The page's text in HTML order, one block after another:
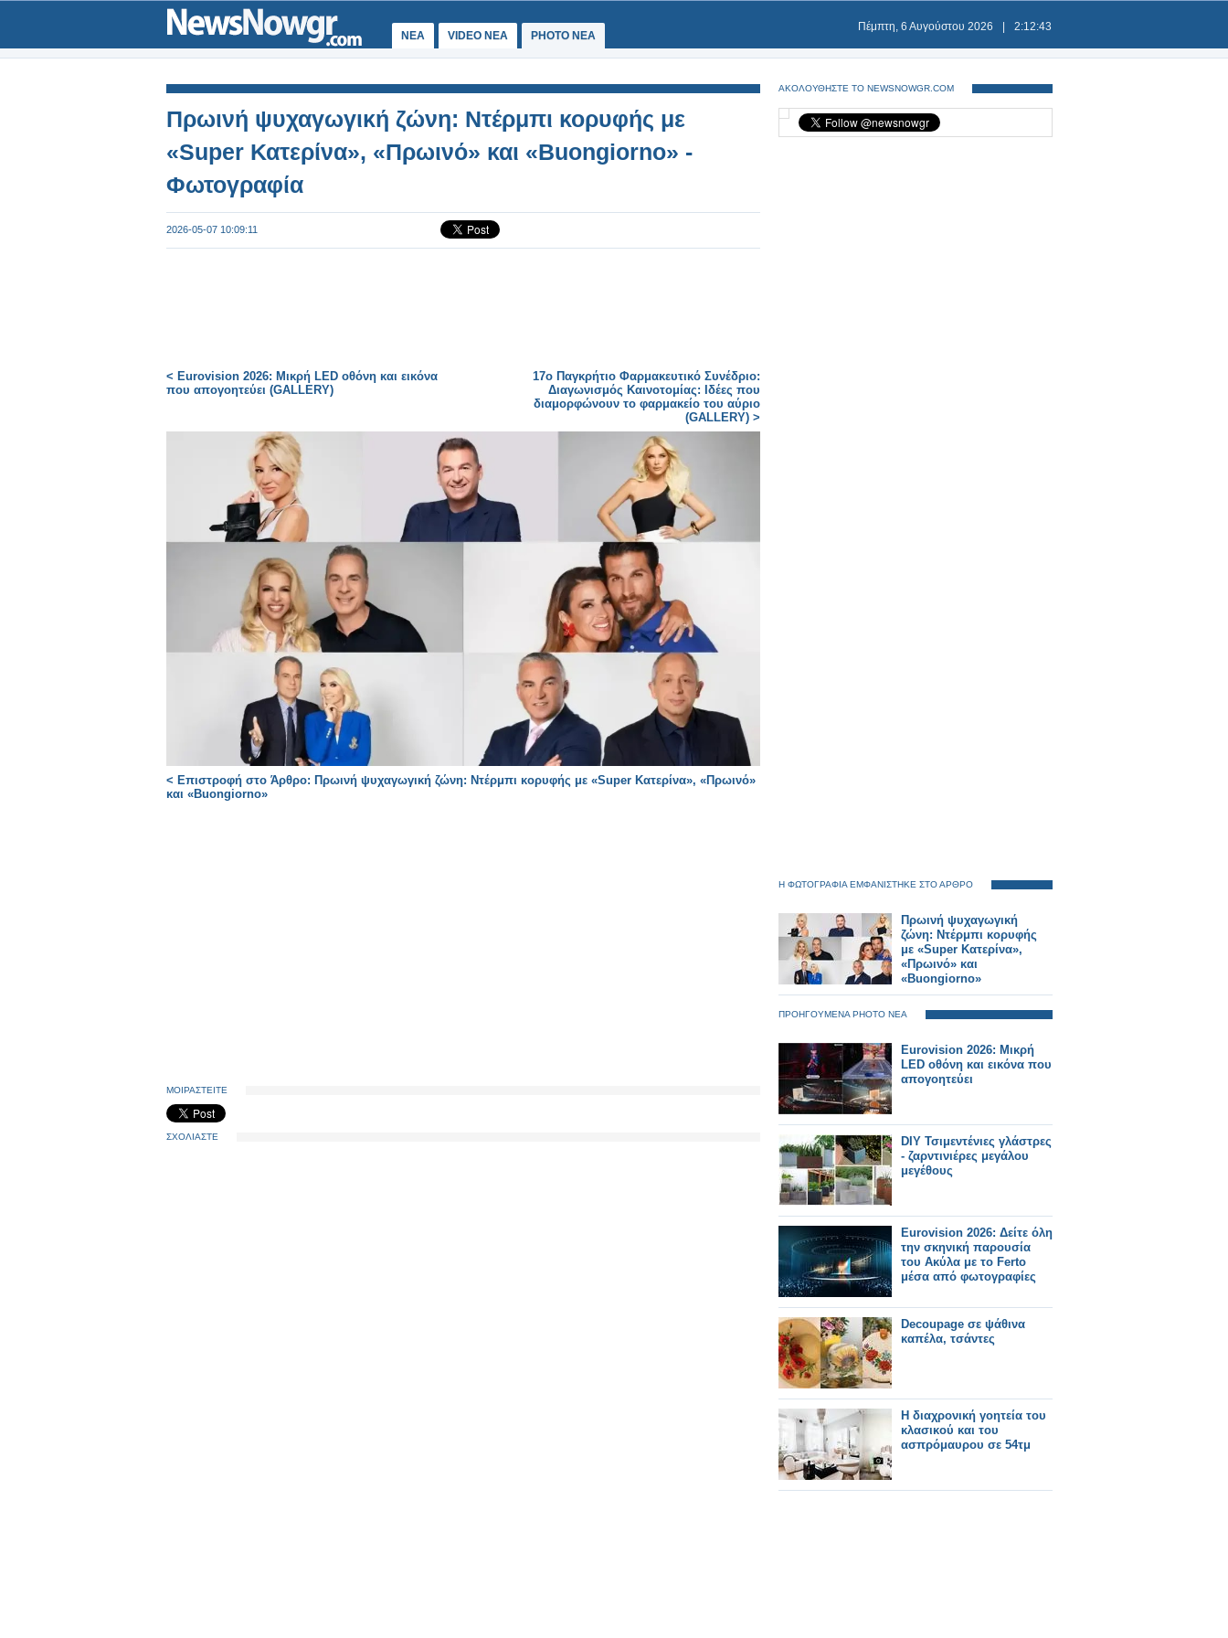
ΝΕΑ VIDEO NEA PHOTO NEA
Πέμπτη, 6 Αυγούστου 2026 2:12:43
Πρωινή ψυχαγωγική ζώνη: Ντέρμπι κορυφής με
«Super Κατερίνα», «Πρωινό» και «Buongiorno» -
Φωτογραφία
2026-05-07 10:09:11
< Eurovision 2026: Μικρή LED οθόνη και εικόνα
που απογοητεύει (GALLERY)
17ο Παγκρήτιο Φαρμακευτικό Συνέδριο:
Διαγωνισμός Καινοτομίας: Ιδέες που
διαμορφώνουν το φαρμακείο του αύριο
(GALLERY) >
< Επιστροφή στο Άρθρο: Πρωινή ψυχαγωγική ζώνη: Ντέρμπι κορυφής με «Super Κατερίνα», «Πρωινό»
και «Buongiorno»
ΜΟΙΡΑΣΤΕΙΤΕ
ΣΧΟΛΙΑΣΤΕ
ΑΚΟΛΟΥΘΗΣΤΕ ΤΟ NEWSNOWGR.COM
Η ΦΩΤΟΓΡΑΦΙΑ ΕΜΦΑΝΙΣΤΗΚΕ ΣΤΟ ΑΡΘΡΟ
Πρωινή ψυχαγωγική
ζώνη: Ντέρμπι κορυφής
με «Super Κατερίνα»,
«Πρωινό» και
«Buongiorno»
ΠΡΟΗΓΟΥΜΕΝΑ PHOTO ΝΕΑ
Eurovision 2026: Μικρή
LED οθόνη και εικόνα που
απογοητεύει
DIY Τσιμεντένιες γλάστρες
- ζαρντινιέρες μεγάλου
μεγέθους
Eurovision 2026: Δείτε όλη
την σκηνική παρουσία
του Ακύλα με το Ferto
μέσα από φωτογραφίες
Decoupage σε ψάθινα
καπέλα, τσάντες
Η διαχρονική γοητεία του
κλασικού και του
ασπρόμαυρου σε 54τμ